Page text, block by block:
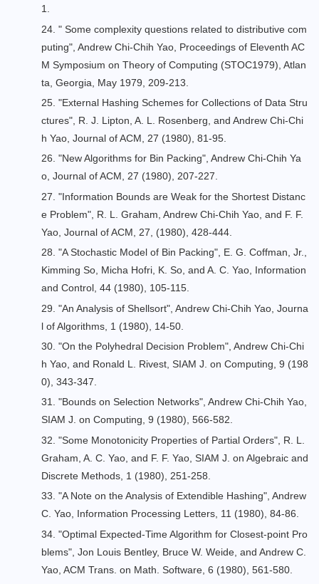
1.
24. "Some complexity questions related to distributive com
puting", Andrew Chi-Chih Yao, Proceedings of Eleventh AC
M Symposium on Theory of Computing (STOC1979), Atlan
ta, Georgia, May 1979, 209-213.
25. "External Hashing Schemes for Collections of Data Stru
ctures", R. J. Lipton, A. L. Rosenberg, and Andrew Chi-Chi
h Yao, Journal of ACM, 27 (1980), 81-95.
26. "New Algorithms for Bin Packing", Andrew Chi-Chih Ya
o, Journal of ACM, 27 (1980), 207-227.
27. "Information Bounds are Weak for the Shortest Distanc
e Problem", R. L. Graham, Andrew Chi-Chih Yao, and F. F.
Yao, Journal of ACM, 27, (1980), 428-444.
28. "A Stochastic Model of Bin Packing", E. G. Coffman, Jr.,
Kimming So, Micha Hofri, K. So, and A. C. Yao, Information
and Control, 44 (1980), 105-115.
29. "An Analysis of Shellsort", Andrew Chi-Chih Yao, Journa
l of Algorithms, 1 (1980), 14-50.
30. "On the Polyhedral Decision Problem", Andrew Chi-Chi
h Yao, and Ronald L. Rivest, SIAM J. on Computing, 9 (198
0), 343-347.
31. "Bounds on Selection Networks", Andrew Chi-Chih Yao,
SIAM J. on Computing, 9 (1980), 566-582.
32. "Some Monotonicity Properties of Partial Orders", R. L.
Graham, A. C. Yao, and F. F. Yao, SIAM J. on Algebraic and
Discrete Methods, 1 (1980), 251-258.
33. "A Note on the Analysis of Extendible Hashing", Andrew
C. Yao, Information Processing Letters, 11 (1980), 84-86.
34. "Optimal Expected-Time Algorithm for Closest-point Pro
blems", Jon Louis Bentley, Bruce W. Weide, and Andrew C.
Yao, ACM Trans. on Math. Software, 6 (1980), 561-580.